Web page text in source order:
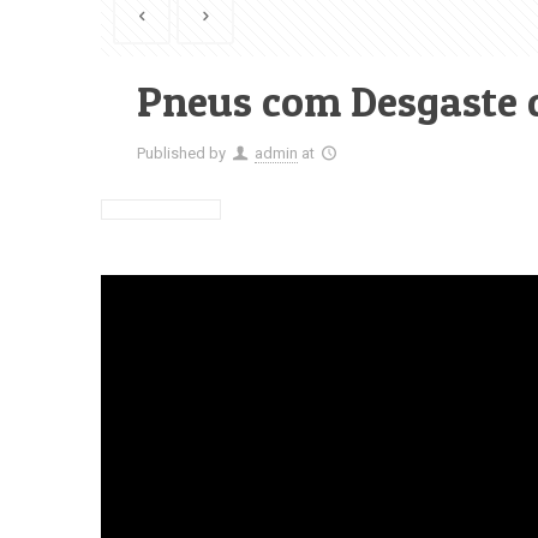
Pneus com Desgaste
Published by admin at